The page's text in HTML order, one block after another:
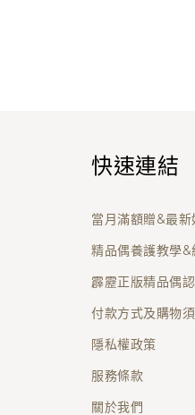
快速連結
當月滿額贈&最新
精品偶養護教學&
霹靂正版精品偶
付款方式及購物
隱私權政策
服務條款
關於我們